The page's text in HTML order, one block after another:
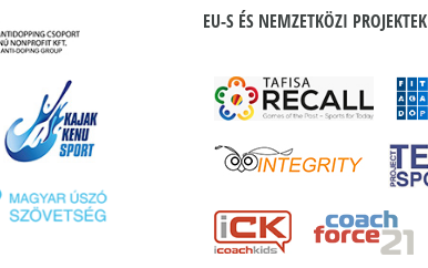
EU-S ÉS NEMZETKÖZI PROJEKTEK